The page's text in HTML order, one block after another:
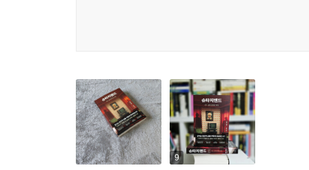
지만 일단 그 결정을 내리고 나니, 그것과 함께 살
힘과 상처를 견디는 능력을 과대평가했던 게 아닌
롭게 눈물을 흘리고 있는 것처럼 보이기도 한다. “
체포되었다는 사실을 알게 되었다. 동독 전역에서
--- 「22장 〈거래〉」 중에서
베를린 장벽이 무너진 지 수십 년이 흘렀고, 우
오늘의 한국 독자들에게도 여전히 유효하다. 통제
과거의 슈타지가 이웃의 눈과 귀, 편지 검열을 통
도구로 인간의 사유를 검열한다.
속임수와 배신 위에 세워진 정치 체제가 얼마나
생동감과 재치가 넘치는 문체로 쓰였다.
- 〈데일리 메일〉
베를린 장벽에 의해 삶이 형성되었던 사람들의 잔
9